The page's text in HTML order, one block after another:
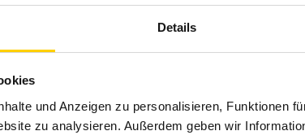
Details
und Anzeigen zu personalisieren, Funktionen
zu analysieren. Außerdem geben wir
einen unserer Tara-M Stores in Dinslaken,
Herten. Unsere Modeexperten vor Ort beraten
ein familiäres Einkaufserlebnis, bei dem deine
es ist, Mode zu finden, die nicht nur auf dem
unterstreicht. Unser sorgfältig kuratiertes